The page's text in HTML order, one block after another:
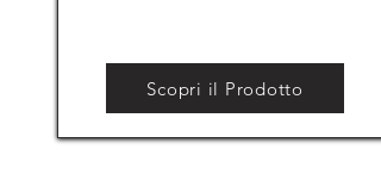
Scopri il Prodotto